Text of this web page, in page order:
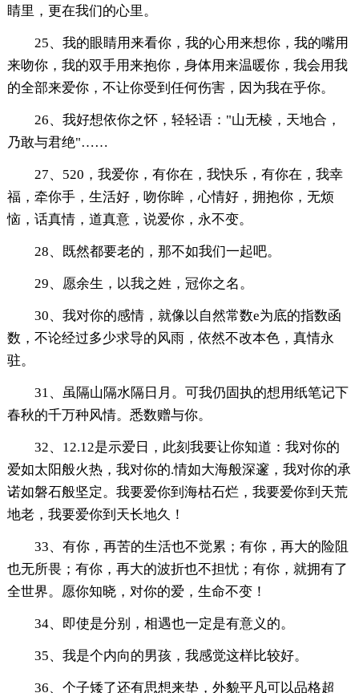
睛里，更在我们的心里。
25、我的眼睛用来看你，我的心用来想你，我的嘴用
来吻你，我的双手用来抱你，身体用来温暖你，我会用我
的全部来爱你，不让你受到任何伤害，因为我在乎你。
26、我好想依你之怀，轻轻语："山无棱，天地合，
乃敢与君绝"……
27、520，我爱你，有你在，我快乐，有你在，我幸
福，牵你手，生活好，吻你眸，心情好，拥抱你，无烦
恼，话真情，道真意，说爱你，永不变。
28、既然都要老的，那不如我们一起吧。
29、愿余生，以我之姓，冠你之名。
30、我对你的感情，就像以自然常数e为底的指数函
数，不论经过多少求导的风雨，依然不改本色，真情永
驻。
31、虽隔山隔水隔日月。可我仍固执的想用纸笔记下
春秋的千万种风情。悉数赠与你。
32、12.12是示爱日，此刻我要让你知道：我对你的
爱如太阳般火热，我对你的.情如大海般深邃，我对你的承
诺如磐石般坚定。我要爱你到海枯石烂，我要爱你到天荒
地老，我要爱你到天长地久！
33、有你，再苦的生活也不觉累；有你，再大的险阻
也无所畏；有你，再大的波折也不担忧；有你，就拥有了
全世界。愿你知晓，对你的爱，生命不变！
34、即使是分别，相遇也一定是有意义的。
35、我是个内向的男孩，我感觉这样比较好。
36、个子矮了还有思想来垫，外貌平凡可以品格超